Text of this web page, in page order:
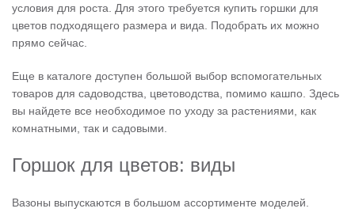
условия для роста. Для этого требуется купить горшки для
цветов подходящего размера и вида. Подобрать их можно
прямо сейчас.
Еще в каталоге доступен большой выбор вспомогательных
товаров для садоводства, цветоводства, помимо кашпо. Здесь
вы найдете все необходимое по уходу за растениями, как
комнатными, так и садовыми.
Горшок для цветов: виды
Вазоны выпускаются в большом ассортименте моделей.